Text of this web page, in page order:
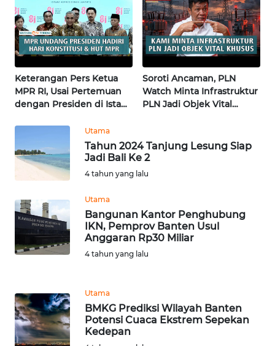
Keterangan Pers Ketua
MPR RI, Usai Pertemuan
dengan Presiden di Istana
Soroti Ancaman, PLN
Watch Minta Infrastruktur
PLN Jadi Objek Vital
Utama
Tahun 2024 Tanjung Lesung Siap
Jadi Bali Ke 2
4 tahun yang lalu
Utama
Bangunan Kantor Penghubung
IKN, Pemprov Banten Usul
Anggaran Rp30 Miliar
4 tahun yang lalu
Utama
BMKG Prediksi Wilayah Banten
Potensi Cuaca Ekstrem Sepekan
Kedepan
WN
JATENG
NUSANTARA
WN
WN
JATIM
WN
BALI
WN
KALBAR
KALTENG
WN